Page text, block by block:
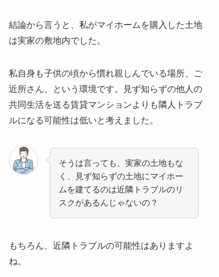
結論から言うと、私がマイホームを購入した土地
は実家の敷地内でした。
私自身も子供の頃から慣れ親しんでいる場所、ご
近所さん、という環境です。見ず知らずの他人の
共同生活を送る賃貸マンションよりも隣人トラブ
ルになる可能性は低いと考えました。
そうは言っても、実家の土地もな
く、見ず知らずの土地にマイホー
ムを建てるのは近隣トラブルのリ
スクがあるんじゃないの？
もちろん、近隣トラブルの可能性はありますよ
ね。